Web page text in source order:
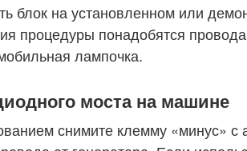
блок на установленном или
процедуры понадобятся
лампочка.
моста на машине
снимите клемму «минус» с